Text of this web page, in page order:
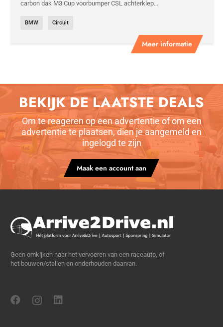
Meer informatie
carbon dak M3 Cup voorbumper CSL achterklep...
BMW Circuit
BEKIJK DE LAATSTE DEALS
Om te reageren op een advertentie of om een
advertentie te plaatsen, dien je aangemeld en
ingelogd te zijn
Maak een account aan
Geen omkijken naar het vervoeren van een raceauto, of
het bouwen/stallen en onderhouden daarvan.